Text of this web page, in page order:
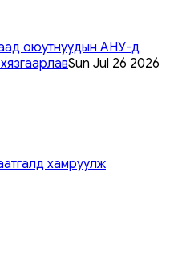
оюутнуудын АНУ-д
Sun Jul 26 2026
хамруулж